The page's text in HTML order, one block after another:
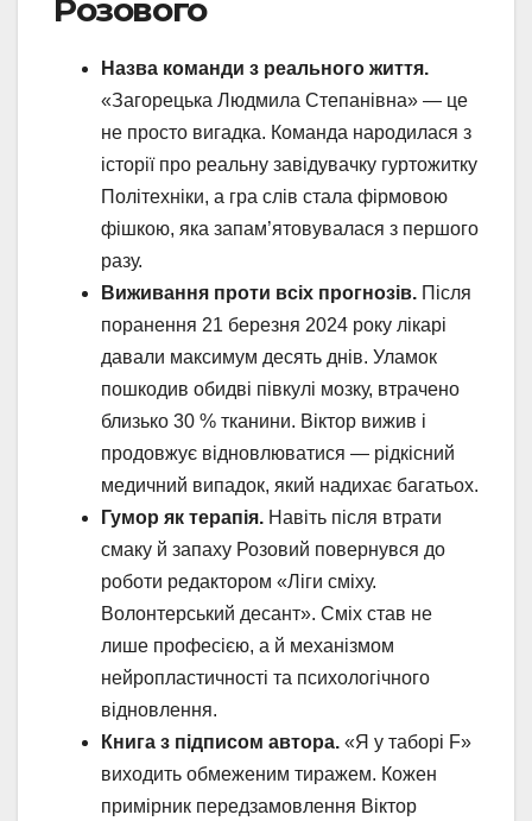
Розового
Назва команди з реального життя.
«Загорецька Людмила Степанівна» — це
не просто вигадка. Команда народилася з
історії про реальну завідувачку гуртожитку
Політехніки, а гра слів стала фірмовою
фішкою, яка запам’ятовувалася з першого
разу.
Виживання проти всіх прогнозів. Після
поранення 21 березня 2024 року лікарі
давали максимум десять днів. Уламок
пошкодив обидві півкулі мозку, втрачено
близько 30 % тканини. Віктор вижив і
продовжує відновлюватися — рідкісний
медичний випадок, який надихає багатьох.
Гумор як терапія. Навіть після втрати
смаку й запаху Розовий повернувся до
роботи редактором «Ліги сміху.
Волонтерський десант». Сміх став не
лише професією, а й механізмом
нейропластичності та психологічного
відновлення.
Книга з підписом автора. «Я у таборі F»
виходить обмеженим тиражем. Кожен
примірник передзамовлення Віктор